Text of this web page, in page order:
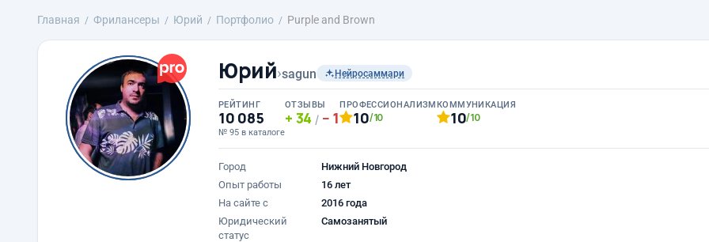
Главная Фрилансеры Юрий Портфолио Purple and Brown
Юрий›sagun Нейросаммари
РЕЙТИНГ
10 085
№ 95 в каталоге
ОТЗЫВЫ
34 / 1
ПРОФЕССИОНАЛИЗМ
10/10
КОММУНИКАЦИЯ
10/10
Город
Нижний Новгород
Опыт работы
16 лет
На сайте с
2016 года
Юридический
статус
Самозанятый